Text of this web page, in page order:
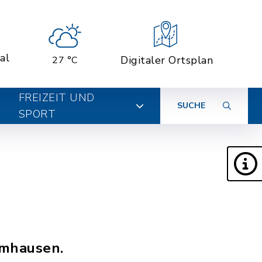
27 °C Digitaler Ortsplan
FREIZEIT UND
SPORT
SUCHE